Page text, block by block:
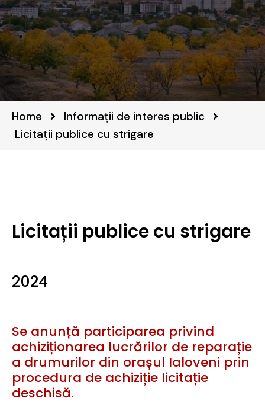
Home
Informații de interes public
Licitații publice cu strigare
Licitații publice cu strigare
2024
Se anunță participarea privind
achiziționarea lucrărilor de reparație
a drumurilor din orașul Ialoveni prin
procedura de achiziție licitație
deschisă.